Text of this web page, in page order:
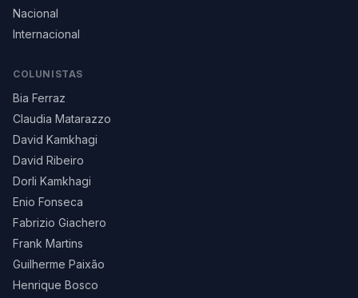
Nacional
Internacional
COLUNISTAS
Bia Ferraz
Claudia Matarazzo
David Kamkhagi
David Ribeiro
Dorli Kamkhagi
Enio Fonseca
Fabrizio Giachero
Frank Martins
Guilherme Paixão
Henrique Bosco